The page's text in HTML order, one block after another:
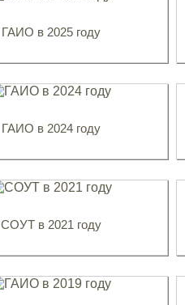
ГАИО в 2025 году
ГАИО в 2024 году
СОУТ в 2021 году